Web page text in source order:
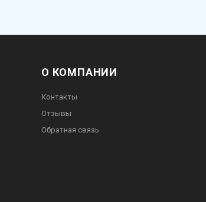
О КОМПАНИИ
Контакты
Отзывы
Обратная связь